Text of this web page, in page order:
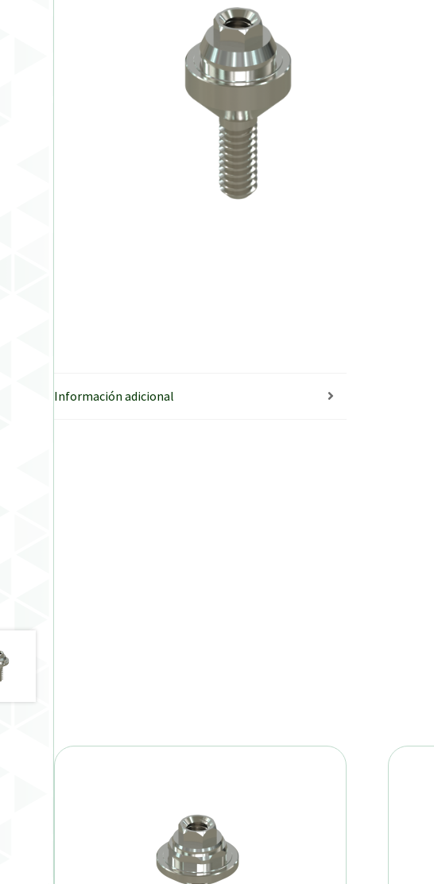
Información adicional